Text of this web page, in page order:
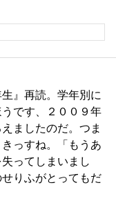
』再読。学年別に
です、２００９年
ましたのだ。つま
っすね。「もうあ
ってしまいまし
りふがとってもだ